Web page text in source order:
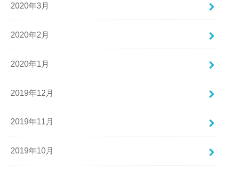
2020年3月
2020年2月
2020年1月
2019年12月
2019年11月
2019年10月